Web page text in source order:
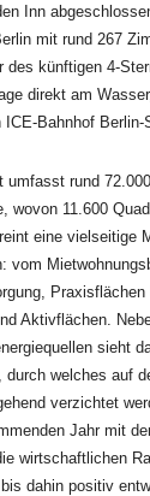
Inn
mit rund 267
des künftigen 4-
direkt am
Bahnhof Berlin-
umfasst rund
wovon 11.600
eine vielseitige
vom
Aktivflächen.
sieht
durch welches auf
verzichtet
Jahr mit
wirtschaftlichen
dahin positiv